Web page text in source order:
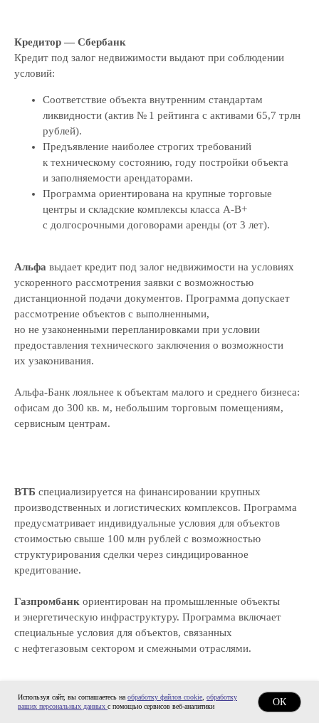
Кредитор — Сбербанк
Кредит под залог недвижимости выдают при соблюдении
условий:
Соответствие объекта внутренним стандартам
ликвидности (актив № 1 рейтинга с активами 65,7 трлн
рублей).
Предъявление наиболее строгих требований
к техническому состоянию, году постройки объекта
и заполняемости арендаторами.
Программа ориентирована на крупные торговые
центры и складские комплексы класса А-В+
с долгосрочными договорами аренды (от 3 лет).
Альфа выдает кредит под залог недвижимости на условиях
ускоренного рассмотрения заявки с возможностью
дистанционной подачи документов. Программа допускает
рассмотрение объектов с выполненными,
но не узаконенными перепланировками при условии
предоставления технического заключения о возможности
их узаконивания.
Альфа-Банк лояльнее к объектам малого и среднего бизнеса:
офисам до 300 кв. м, небольшим торговым помещениям,
сервисным центрам.
ВТБ специализируется на финансировании крупных
производственных и логистических комплексов. Программа
предусматривает индивидуальные условия для объектов
стоимостью свыше 100 млн рублей с возможностью
структурирования сделки через синдицированное
кредитование.
Газпромбанк ориентирован на промышленные объекты
и энергетическую инфраструктуру. Программа включает
специальные условия для объектов, связанных
с нефтегазовым сектором и смежными отраслями.
Блог
Вакансии
Оплата
Контакты
Строительная экспертиза
Независимая оценка
Навигация
Пн-пт, с 9:30 до 18:30
195213, Санкт-Петербург,
пр-кт Энергетиков, д. 3 литера Б
123112, Москва, Пресненская наб., 12
Условия использованиякуки-файлов
ОГРН 1187847032780 / ИНН 7814719982
© ООО «Экспертные решения», 2019—2026
info@casexpert.ru
ООО «ЭР-Аудит»
Используя сайт, вы соглашаетесь наобработку файлов cookie, обработку
ваших персональных данных с помощью сервисов веб-аналитики ОК